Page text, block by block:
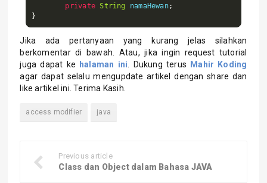
private String namaHewan;
}
Jika ada pertanyaan yang kurang jelas silahkan
berkomentar di bawah. Atau, jika ingin request tutorial
juga dapat ke
halaman ini . Dukung terus
Mahir Koding
agar dapat selalu mengupdate artikel dengan share dan
like artikel ini. Terima Kasih.
access modifier java
Previous article
Class dan Object dalam Bahasa JAVA